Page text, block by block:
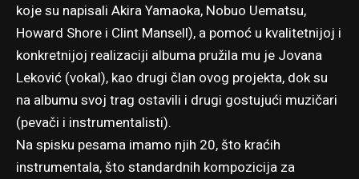
koje su napisali Akira Yamaoka, Nobuo Uematsu,
Howard Shore i Clint Mansell), a pomoć u kvalitetnijoj i
konkretnijoj realizaciji albuma pružila mu je Jovana
Leković (vokal), kao drugi član ovog projekta, dok su
na albumu svoj trag ostavili i drugi gostujući muzičari
(pevači i instrumentalisti).
Na spisku pesama imamo njih 20, što kraćih
instrumentala, što standardnih kompozicija za